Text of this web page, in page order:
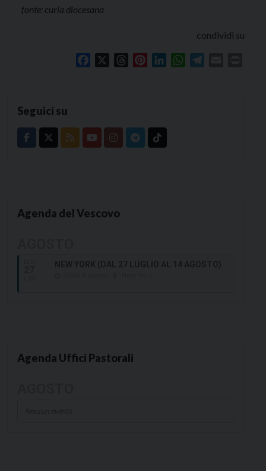
fonte: curia diocesana
condividi su
Facebook ThreadsPinterestLinkedInWhatsApp
Seguici su
Agenda del Vescovo
Agenda Uffici Pastorali